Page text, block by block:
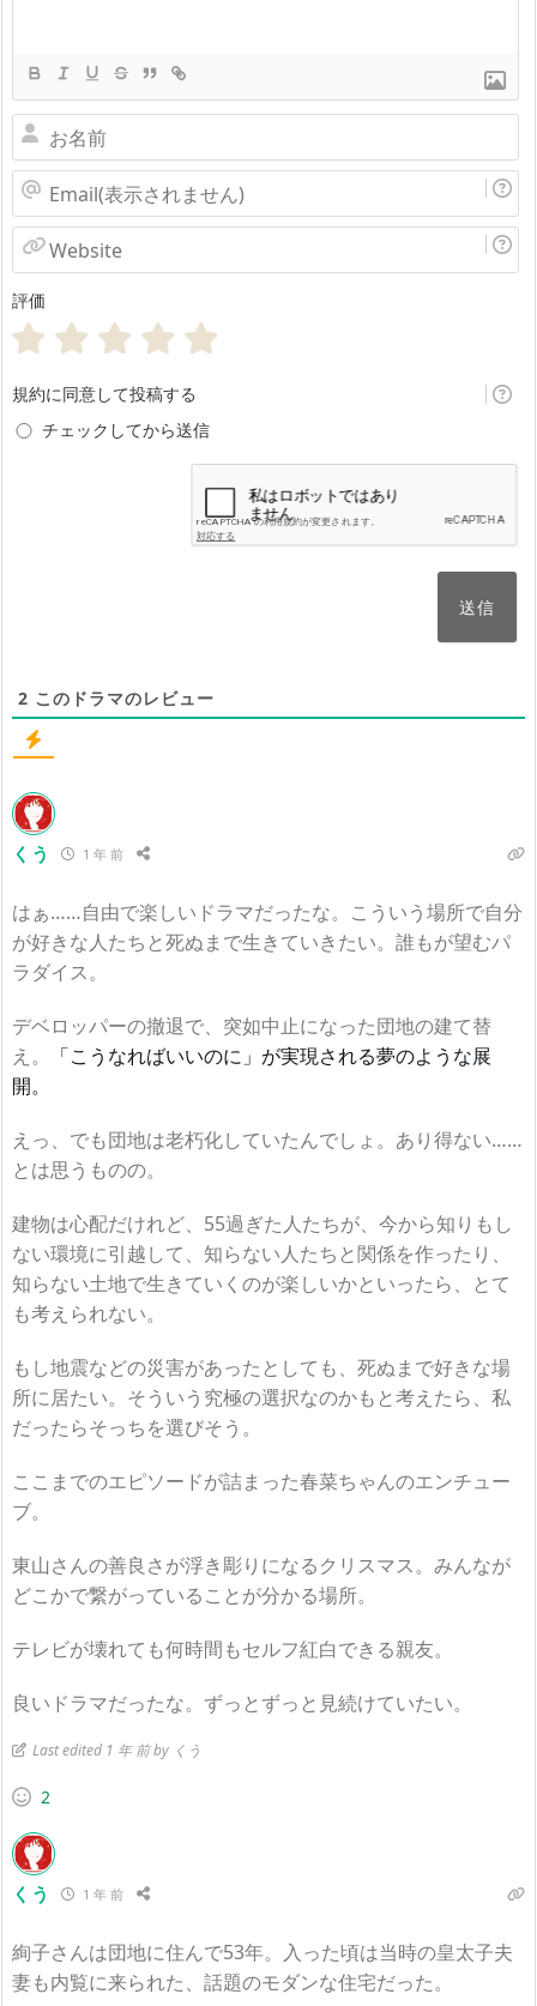
お
名
前
Email(表
示
さ
れ
ま
ん)
Website
評価
規約に同意して投稿する
チェックしてから送信
2 このドラマのレビュー
くう 1 年 前
はぁ……自由で楽しいドラマだったな。こういう場所で自分
が好きな人たちと死ぬまで生きていきたい。誰もが望むパ
ラダイス。
デベロッパーの撤退で、突如中止になった団地の建て替
え。
「こうなればいいのに」が実現される夢のような展
開。
えっ、でも団地は老朽化していたんでしょ。あり得ない……
とは思うものの。
建物は心配だけれど、55過ぎた人たちが、今から知りもし
ない環境に引越して、知らない人たちと関係を作ったり、
知らない土地で生きていくのが楽しいかといったら、とて
も考えられない。
もし地震などの災害があったとしても、死ぬまで好きな場
所に居たい。そういう究極の選択なのかもと考えたら、私
だったらそっちを選びそう。
ここまでのエピソードが詰まった春菜ちゃんのエンチュー
ブ。
東山さんの善良さが浮き彫りになるクリスマス。みんなが
どこかで繋がっていることが分かる場所。
テレビが壊れても何時間もセルフ紅白できる親友。
良いドラマだったな。ずっとずっと見続けていたい。
Last edited 1 年 前 by くう
2
くう 1 年 前
絢子さんは団地に住んで53年。入った頃は当時の皇太子夫
妻も内覧に来られた、話題のモダンな住宅だった。